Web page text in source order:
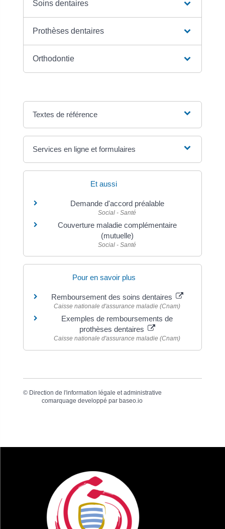
Soins dentaires
Prothèses dentaires
Orthodontie
Textes de référence
Services en ligne et formulaires
Et aussi
Demande d'accord préalable
Social - Santé
Couverture maladie complémentaire
(mutuelle)
Social - Santé
Pour en savoir plus
Remboursement des soins dentaires
Caisse nationale d'assurance maladie (Cnam)
Exemples de remboursements de
prothèses dentaires
Caisse nationale d'assurance maladie (Cnam)
© Direction de l'information légale et administrative
comarquage developpé parbaseo.io